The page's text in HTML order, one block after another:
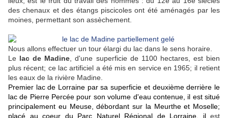
des chenaux et des étangs piscicoles ont été aménagés par les
moines, permettant son assèchement.
Nous allons effectuer un tour élargi du lac dans le sens horaire.
Le lac de Madine , d'une superficie de 1100 hectares, est bien
plus récent; ce lac artificiel a été mis en service en 1965; il retient
les eaux de la rivière Madine.
Premier lac de Lorraine par sa superficie et deuxième derrière le
lac de Pierre Percée pour son volume d'eau contenue, il est situé
principalement eu Meuse, débordant sur la Meurthe et Moselle;
placé au coeur du Parc Naturel Régional de Lorraine, ilest